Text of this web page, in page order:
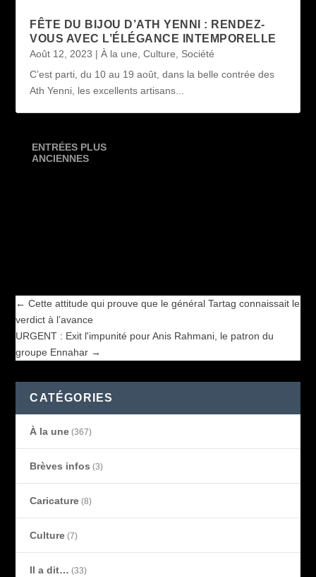
FÊTE DU BIJOU D’ATH YENNI : RENDEZ-
VOUS AVEC L’ÉLÉGANCE INTEMPORELLE
Août 12, 2023 |À la une ,Culture
Société
C’est parti, du 10 au 19 août, dans la belle contrée des
Ath Yenni, les excellents artisans...
ENTRÉES PLUS
ANCIENNES
←Cette attitude qui prouve que le général Tartag connaissait le
verdict à l’avance
URGENT : Exit l'impunité pour Anis Rahmani, le patron du
groupe Ennahar →
CATÉGORIES
À la une (367)
Brèves infos (3)
Caricature (8)
Culture (7)
Il a dit… (33)